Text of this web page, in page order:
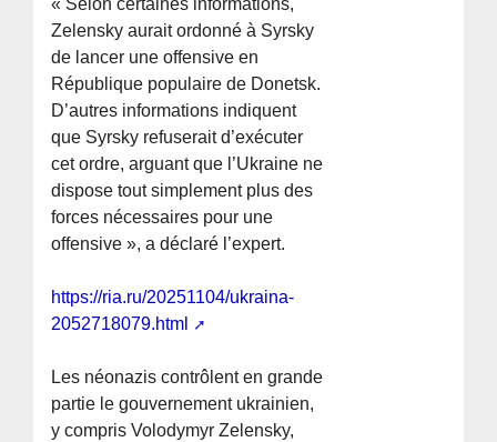
« Selon certaines informations,
Zelensky aurait ordonné à Syrsky
de lancer une offensive en
République populaire de Donetsk.
D’autres informations indiquent
que Syrsky refuserait d’exécuter
cet ordre, arguant que l’Ukraine ne
dispose tout simplement plus des
forces nécessaires pour une
offensive », a déclaré l’expert.
https://ria.ru/20251104/ukraina-
2052718079.html
Les néonazis contrôlent en grande
partie le gouvernement ukrainien,
y compris Volodymyr Zelensky,